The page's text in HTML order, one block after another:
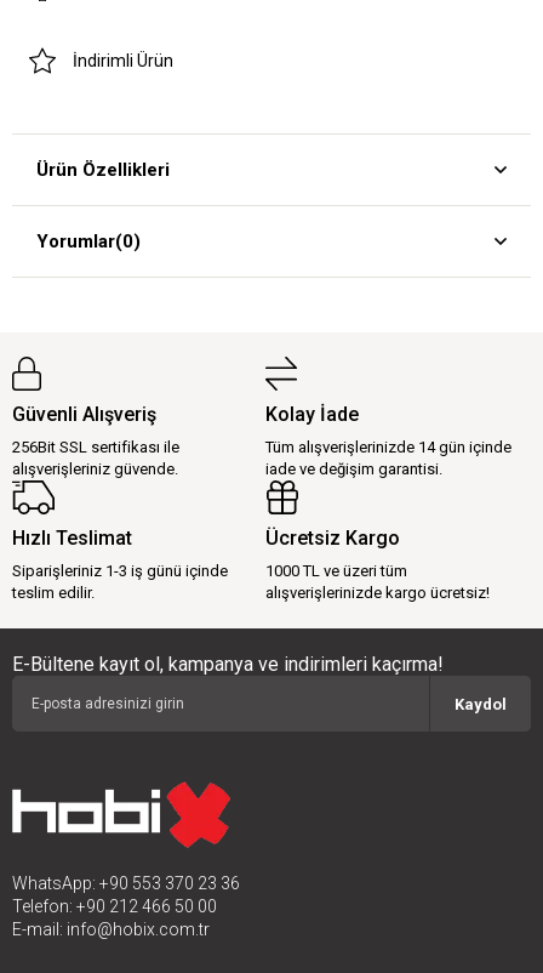
İndirimli Ürün
Ürün Özellikleri
Yorumlar(0)
Güvenli Alışveriş
256Bit SSL sertifikası ile
alışverişleriniz güvende.
Kolay İade
Tüm alışverişlerinizde 14 gün içinde
iade ve değişim garantisi.
Hızlı Teslimat
Siparişleriniz 1-3 iş günü içinde
teslim edilir.
Ücretsiz Kargo
1000 TL ve üzeri tüm
alışverişlerinizde kargo ücretsiz!
E-Bültene kayıt ol, kampanya ve indirimleri kaçırma!
Kaydol
WhatsApp: +90 553 370 23 36
Telefon: +90 212 466 50 00
E-mail: info@hobix.com.tr